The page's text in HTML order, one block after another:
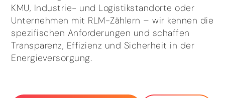
KMU, Industrie- und Logistikstandorte oder
Unternehmen mit RLM-Zählern – wir kennen die
spezifischen Anforderungen und schaffen
Transparenz, Effizienz und Sicherheit in der
Energieversorgung.